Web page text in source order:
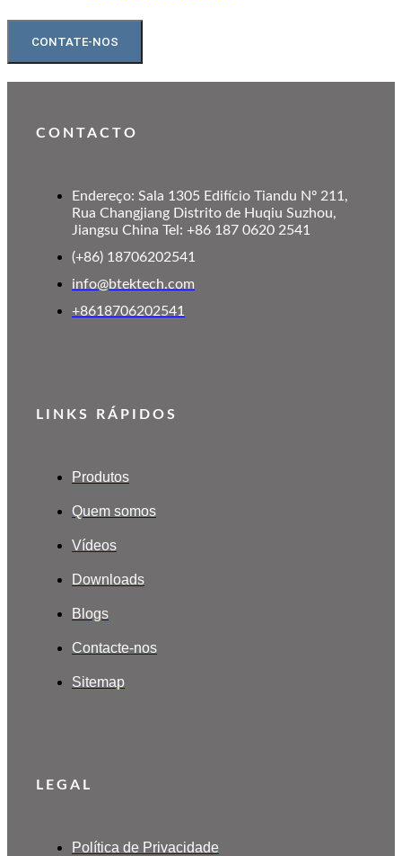
CONTATE-NOS
CONTACTO
Endereço: Sala 1305 Edifício Tiandu Nº 211,
Rua Changjiang Distrito de Huqiu Suzhou,
Jiangsu China Tel: +86 187 0620 2541
(+86) 18706202541
info@btektech.com
+8618706202541
LINKS RÁPIDOS
Produtos
Quem somos
Vídeos
Downloads
Blogs
Contacte-nos
Sitemap
LEGAL
Política de Privacidade